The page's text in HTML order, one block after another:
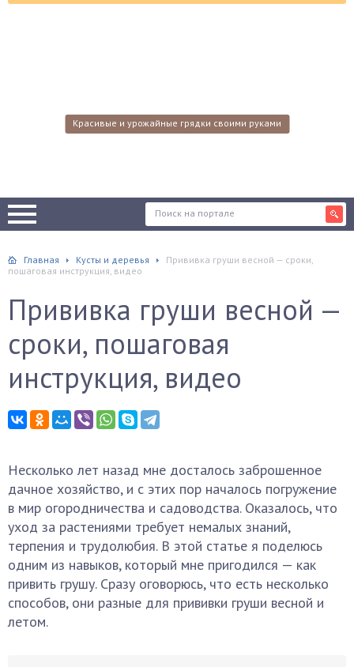
Красивые и урожайные грядки своими руками
Главная Кусты и деревья
Прививка груши весной — сроки,
пошаговая инструкция, видео
Прививка груши весной —
сроки, пошаговая
инструкция, видео
Несколько лет назад мне досталось заброшенное
дачное хозяйство, и с этих пор началось погружение
в мир огородничества и садоводства. Оказалось, что
уход за растениями требует немалых знаний,
терпения и трудолюбия. В этой статье я поделюсь
одним из навыков, который мне пригодился — как
привить грушу. Сразу оговорюсь, что есть несколько
способов, они разные для прививки груши весной и
летом.